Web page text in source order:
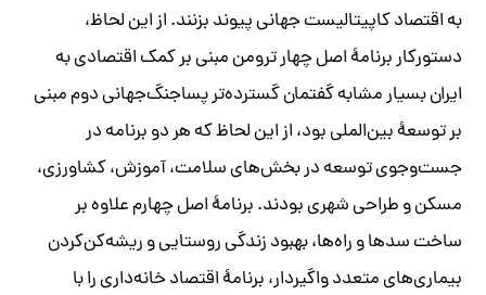
به اقتصاد کاپیتالیست جهانی پیوند بزنند. از این لحاظ،
دستورکار برنامۀ اصل چهار ترومن مبنی بر کمک اقتصادی به
ایران بسیار مشابه گفتمان گسترده‌تر پساجنگ‌جهانی دوم مبنی
بر توسعۀ بین‌الملی بود، از این لحاظ که هر دو برنامه در
جست‌و‌جوی توسعه در بخش‌های سلامت، آموزش، کشاورزی،
مسکن و طراحی شهری بودند. برنامۀ اصل چهارم علاوه بر
ساخت سدها و راه‌ها، بهبود زندگی روستایی و ریشه‌کن‌کردن
بیماری‌های متعدد واگیردار، برنامۀ اقتصاد‌ خانه‌داری را با